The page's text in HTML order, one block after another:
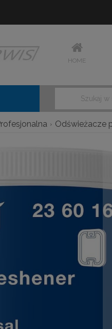
HOME
Odświeżacze